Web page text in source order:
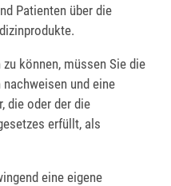
Patienten über die
können, müssen Sie die
und eine
die oder der die
erfüllt, als
eine eigene